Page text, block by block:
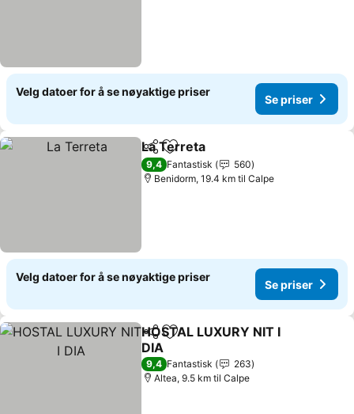
Velg datoer for å se nøyaktige priser
Se priser
Del Legg til i favoritter
La Terreta
9,4 Fantastisk
560
Benidorm, 19.4 km til Calpe
Velg datoer for å se nøyaktige priser
Se priser
Del Legg til i favoritter
HOSTAL LUXURY NIT I
DIA
Se priser
9,4 Fantastisk
263
Altea, 9.5 km til Calpe